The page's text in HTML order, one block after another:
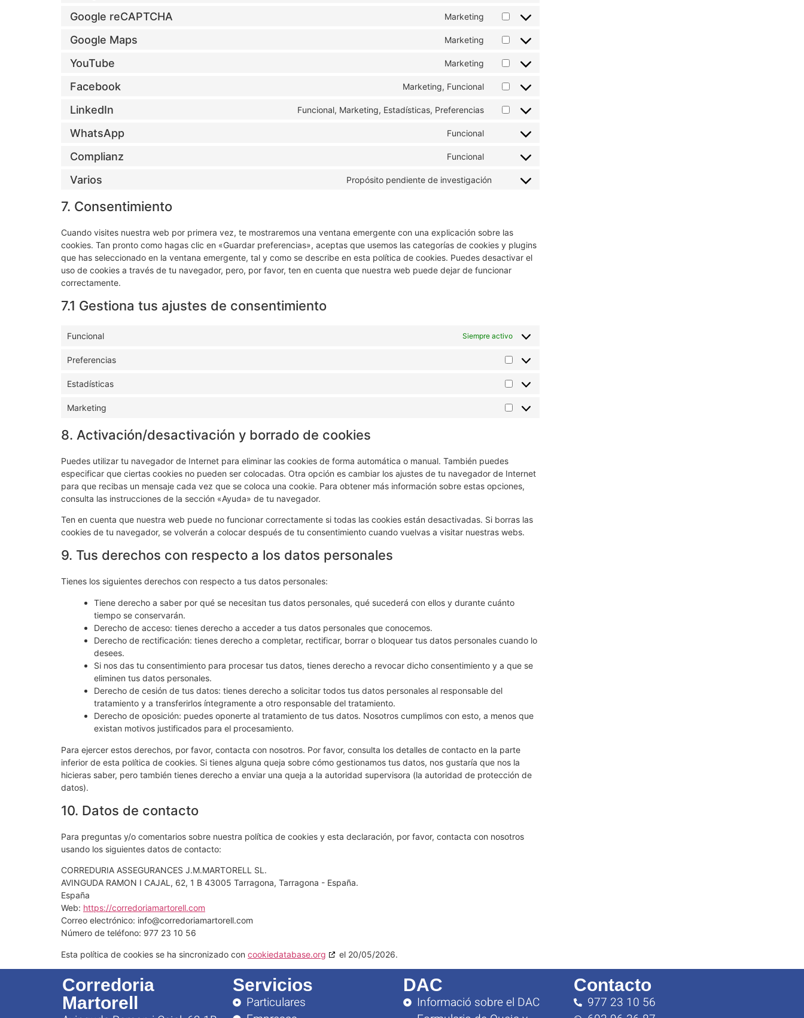
Google reCAPTCHA Marketing
Google Maps Marketing
YouTube Marketing
Facebook Marketing, Funcional
LinkedIn Funcional, Marketing, Estadísticas, Preferencias
WhatsApp Funcional
Complianz Funcional
Varios Propósito pendiente de investigación
7. Consentimiento
Cuando visites nuestra web por primera vez, te mostraremos una ventana emergente con una explicación sobre las
cookies. Tan pronto como hagas clic en «Guardar preferencias», aceptas que usemos las categorías de cookies y plugins
que has seleccionado en la ventana emergente, tal y como se describe en esta política de cookies. Puedes desactivar el
uso de cookies a través de tu navegador, pero, por favor, ten en cuenta que nuestra web puede dejar de funcionar
correctamente.
7.1 Gestiona tus ajustes de consentimiento
Funcional Siempre activo
Preferencias
Estadísticas
Marketing
8. Activación/desactivación y borrado de cookies
Puedes utilizar tu navegador de Internet para eliminar las cookies de forma automática o manual. También puedes
especificar que ciertas cookies no pueden ser colocadas. Otra opción es cambiar los ajustes de tu navegador de Internet
para que recibas un mensaje cada vez que se coloca una cookie. Para obtener más información sobre estas opciones,
consulta las instrucciones de la sección «Ayuda» de tu navegador.
Ten en cuenta que nuestra web puede no funcionar correctamente si todas las cookies están desactivadas. Si borras las
cookies de tu navegador, se volverán a colocar después de tu consentimiento cuando vuelvas a visitar nuestras webs.
9. Tus derechos con respecto a los datos personales
Tienes los siguientes derechos con respecto a tus datos personales:
Tiene derecho a saber por qué se necesitan tus datos personales, qué sucederá con ellos y durante cuánto
tiempo se conservarán.
Derecho de acceso: tienes derecho a acceder a tus datos personales que conocemos.
Derecho de rectificación: tienes derecho a completar, rectificar, borrar o bloquear tus datos personales cuando lo
desees.
Si nos das tu consentimiento para procesar tus datos, tienes derecho a revocar dicho consentimiento y a que se
eliminen tus datos personales.
Derecho de cesión de tus datos: tienes derecho a solicitar todos tus datos personales al responsable del
tratamiento y a transferirlos íntegramente a otro responsable del tratamiento.
Derecho de oposición: puedes oponerte al tratamiento de tus datos. Nosotros cumplimos con esto, a menos que
existan motivos justificados para el procesamiento.
Para ejercer estos derechos, por favor, contacta con nosotros. Por favor, consulta los detalles de contacto en la parte
inferior de esta política de cookies. Si tienes alguna queja sobre cómo gestionamos tus datos, nos gustaría que nos la
hicieras saber, pero también tienes derecho a enviar una queja a la autoridad supervisora (la autoridad de protección de
datos).
10. Datos de contacto
Para preguntas y/o comentarios sobre nuestra política de cookies y esta declaración, por favor, contacta con nosotros
usando los siguientes datos de contacto:
CORREDURIA ASSEGURANCES J.M.MARTORELL SL.
AVINGUDA RAMON I CAJAL, 62, 1 B 43005 Tarragona, Tarragona - España.
España
Web: https://corredoriamartorell.com
Correo electrónico: info@corredoriamartorell.com
Número de teléfono: 977 23 10 56
Esta política de cookies se ha sincronizado con cookiedatabase.org el 20/05/2026.
Corredoria
Martorell
Servicios
Particulares
DAC
Informació sobre el DAC
Contacto
977 23 10 56